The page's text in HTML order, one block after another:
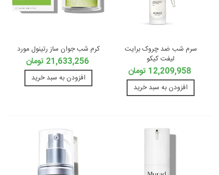
سرم شب ضد چروک برایت
لیفت کیکو
12,209,958 تومان
افزودن به سبد خرید
کرم شب جوان ساز رتینول مورد
21,633,256 تومان
افزودن به سبد خرید